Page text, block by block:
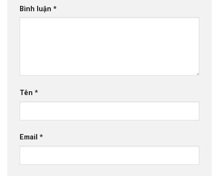
Bình luận *
Tên *
Email *